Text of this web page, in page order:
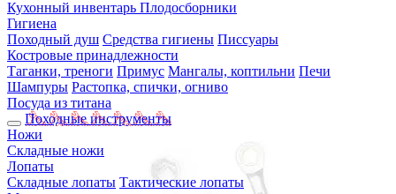
Кухонный инвентарь Плодосборники
Гигиена
Походный душ Средства гигиены Писсуары
Костровые принадлежности
Таганки, треноги Примус Мангалы, коптильни Печи
Шампуры Растопка, спички, огниво
Посуда из титана
Походные инструменты
Ножи
Складные ножи
Лопаты
Складные лопаты Тактические лопаты